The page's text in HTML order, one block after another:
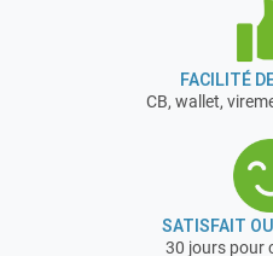
FACILITÉ
CB, wallet,
SATISFAIT
30 jours pour